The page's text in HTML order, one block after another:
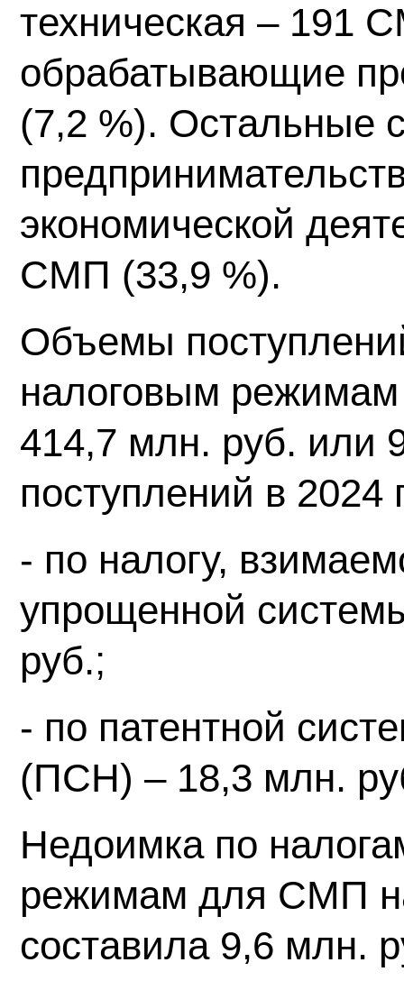
техническая – 191
обрабатывающие
(7,2 %). Остальные
экономической
СМП (33,9 %).
Объемы
налоговым режимам
414,7 млн. руб. или
поступлений в 2024
- по налогу,
упрощенной
руб.;
- по патентной
(ПСН) – 18,3 млн.
Недоимка по
режимам для СМП
составила 9,6 млн.